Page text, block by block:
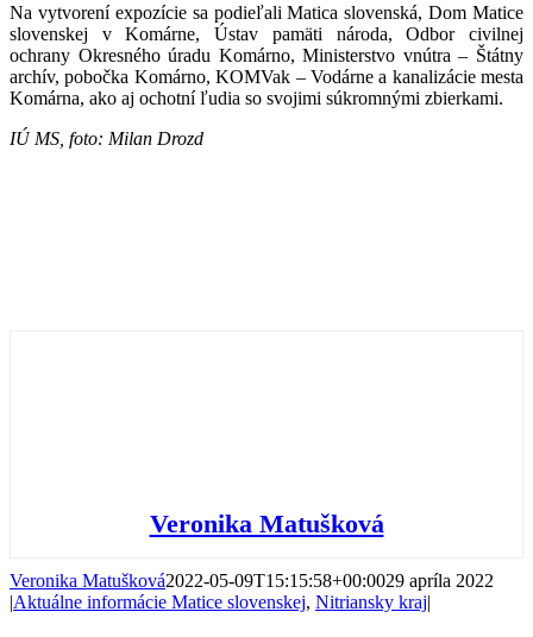
Na vytvorení expozície sa podieľali Matica slovenská, Dom Matice
slovenskej v Komárne, Ústav pamäti národa, Odbor civilnej
ochrany Okresného úradu Komárno, Ministerstvo vnútra – Štátny
archív, pobočka Komárno, KOMVak – Vodárne a kanalizácie mesta
Komárna, ako aj ochotní ľudia so svojimi súkromnými zbierkami.
IÚ MS, foto: Milan Drozd
Veronika Matušková
Veronika Matušková2022-05-09T15:15:58+00:0029 apríla 2022
|Aktuálne informácie Matice slovenskej, Nitriansky kraj|